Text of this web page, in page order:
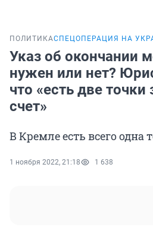
ПОЛИТИКАСПЕЦОПЕРАЦИЯ НА
Указ об окончании
нужен или нет?
что «есть две точки
счет»
В Кремле есть всего одна
1 ноября 2022, 21:18 1 638